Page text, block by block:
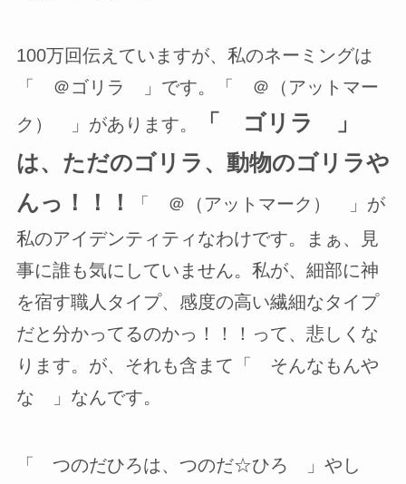
100万回伝えていますが、私のネーミングは
「 ＠ゴリラ 」です。「 ＠（アットマー
ク） 」があります。
「 ゴリラ 」
は、ただのゴリラ、動物のゴリラや
んっ！！！
「 ＠（アットマーク） 」が
私のアイデンティティなわけです。まぁ、見
事に誰も気にしていません。私が、細部に神
を宿す職人タイプ、感度の高い繊細なタイプ
だと分かってるのかっ！！！って、悲しくな
ります。が、それも含まて「 そんなもんや
な 」なんです。
「 つのだひろは、つのだ☆ひろ 」やし